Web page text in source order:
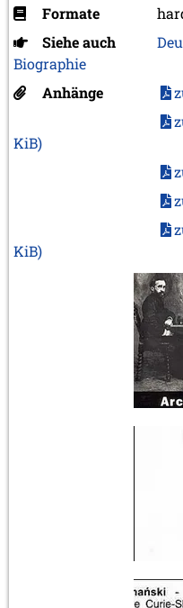
Formate
Siehe auch
Biographie
Anhänge
KiB)
KiB)